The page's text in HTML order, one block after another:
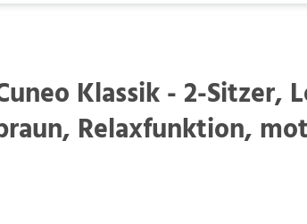
Klassik - 2-Sitzer,
Relaxfunktion,